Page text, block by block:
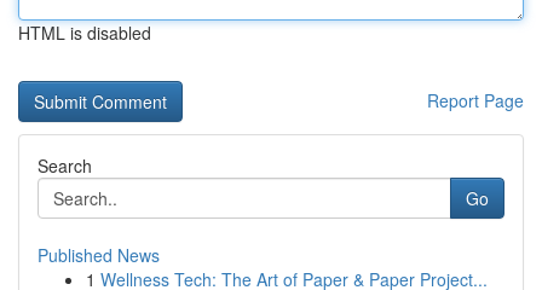
HTML is disabled
Report Page
Search
Go
Published News
1 Wellness Tech: The Art of Paper & Paper Project...